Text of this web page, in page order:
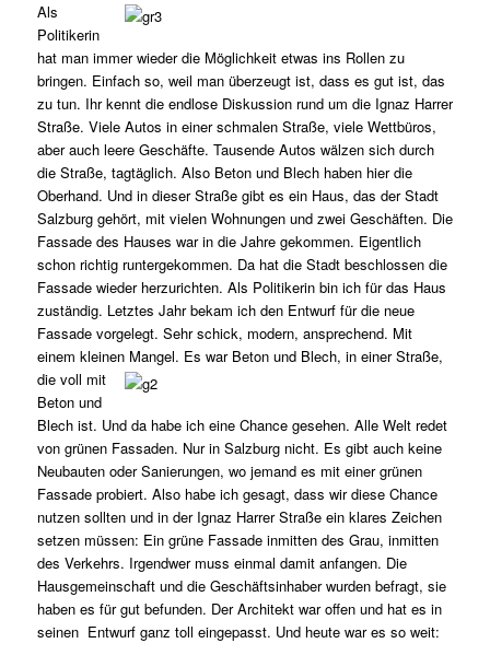
Als
Politikerin
hat man immer wieder die Möglichkeit etwas ins Rollen zu
bringen. Einfach so, weil man überzeugt ist, dass es gut ist, das
zu tun. Ihr kennt die endlose Diskussion rund um die Ignaz Harrer
Straße. Viele Autos in einer schmalen Straße, viele Wettbüros,
aber auch leere Geschäfte. Tausende Autos wälzen sich durch
die Straße, tagtäglich. Also Beton und Blech haben hier die
Oberhand. Und in dieser Straße gibt es ein Haus, das der Stadt
Salzburg gehört, mit vielen Wohnungen und zwei Geschäften. Die
Fassade des Hauses war in die Jahre gekommen. Eigentlich
schon richtig runtergekommen. Da hat die Stadt beschlossen die
Fassade wieder herzurichten. Als Politikerin bin ich für das Haus
zuständig. Letztes Jahr bekam ich den Entwurf für die neue
Fassade vorgelegt. Sehr schick, modern, ansprechend. Mit
einem kleinen Mangel. Es war Beton und Blech, in einer Straße,
die voll mit
Beton und
Blech ist. Und da habe ich eine Chance gesehen. Alle Welt redet
von grünen Fassaden. Nur in Salzburg nicht. Es gibt auch keine
Neubauten oder Sanierungen, wo jemand es mit einer grünen
Fassade probiert. Also habe ich gesagt, dass wir diese Chance
nutzen sollten und in der Ignaz Harrer Straße ein klares Zeichen
setzen müssen: Ein grüne Fassade inmitten des Grau, inmitten
des Verkehrs. Irgendwer muss einmal damit anfangen. Die
Hausgemeinschaft und die Geschäftsinhaber wurden befragt, sie
haben es für gut befunden. Der Architekt war offen und hat es in
seinen Entwurf ganz toll eingepasst. Und heute war es so weit: